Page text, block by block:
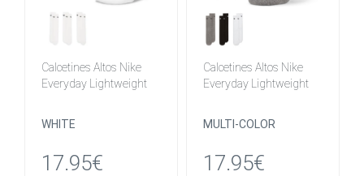
Calcetines Altos Nike
Everyday Lightweight
WHITE
17.95€
Calcetines Altos Nike
Everyday Lightweight
MULTI-COLOR
17.95€